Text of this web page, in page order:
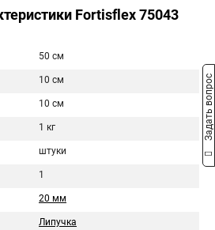
Fortisflex 75043
50 см
10 см
10 см
1 кг
штуки
1
20 мм
Липучка
Задать вопрос